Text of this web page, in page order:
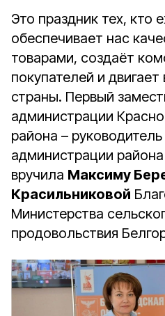
Это праздник тех, кто
обеспечивает нас
товарами, создаёт
покупателей и
страны. Первый
администрации
района –
администрации района
вручила Максиму
Красильниковой
Министерства
продовольствия